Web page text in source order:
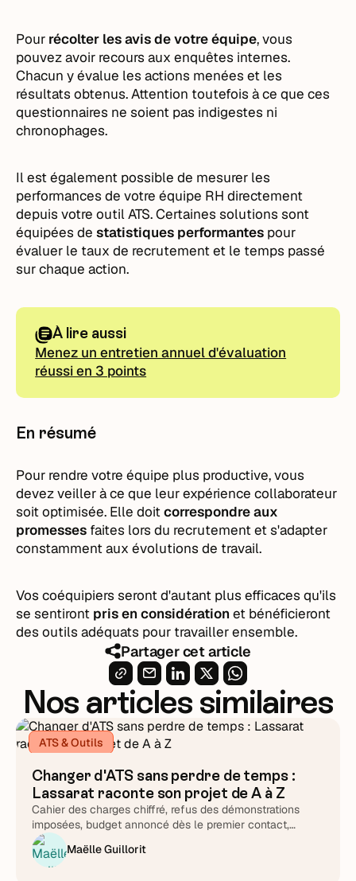
Partager cet article
Pour récolter les avis de votre équipe, vous
pouvez avoir recours aux enquêtes internes.
Chacun y évalue les actions menées et les
résultats obtenus. Attention toutefois à ce que ces
questionnaires ne soient pas indigestes ni
chronophages.
Il est également possible de mesurer les
performances de votre équipe RH directement
depuis votre outil ATS. Certaines solutions sont
équipées destatistiques performantes pour
évaluer le taux de recrutement et le temps passé
sur chaque action.
À lire aussi
Menez un entretien annuel d'évaluation
réussi en 3 points
En résumé
Pour rendre votre équipe plus productive, vous
devez veiller à ce que leur expérience collaborateur
soit optimisée. Elle doitcorrespondre aux
promesses faites lors du recrutement et s'adapter
constamment aux évolutions de travail.
Vos coéquipiers seront d'autant plus efficaces qu'ils
se sentiront pris en considération et bénéficieront
des outils adéquats pour travailler ensemble.
Nos articles similaires
ATS & Outils
Changer d'ATS sans perdre de temps :
Lassarat raconte son projet de A à Z
Cahier des charges chiffré, refus des démonstrations
imposées, budget annoncé dès le premier contact,
support testé chronomètre en main : Lucie Treussart
détaille chaque arbitrage. Une méthode reproductible,
quel que soit l'éditeur que vous choisirez au final.
Maëlle Guillorit